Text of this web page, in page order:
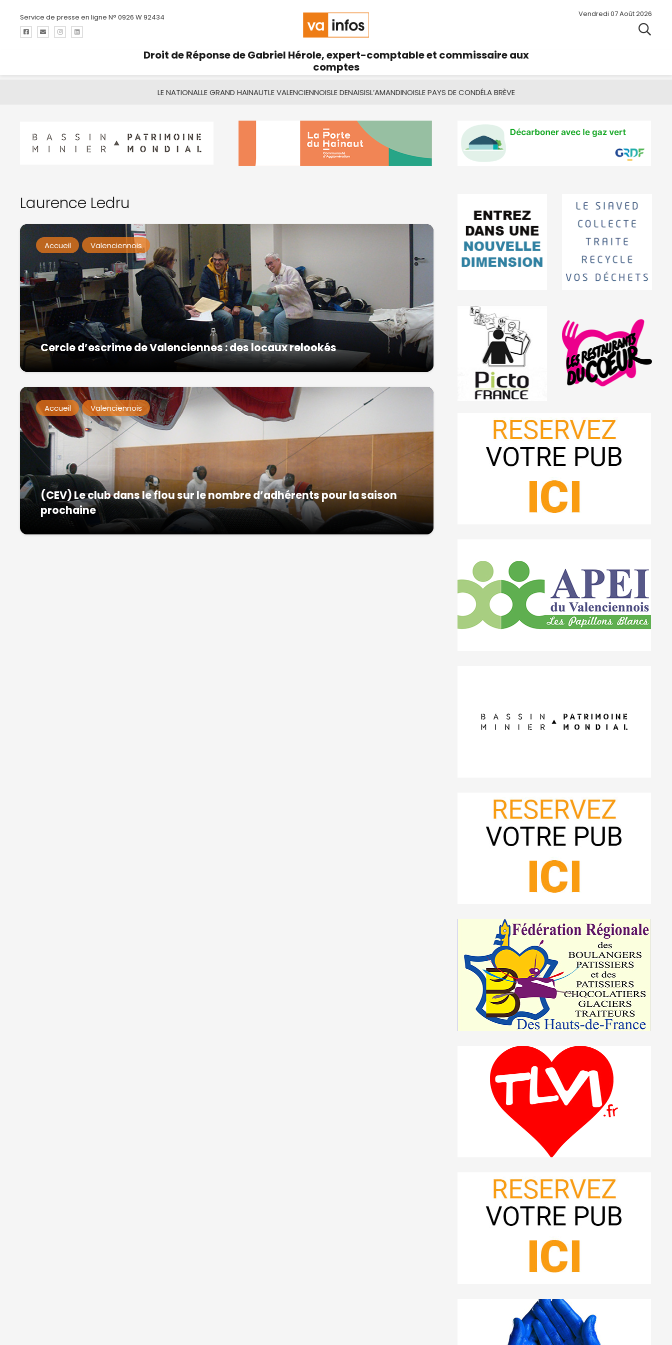
Service de presse en ligne N° 0926 W 92434 Vendredi 07 Août 2026
Droit de Réponse de Gabriel Hérole, expert-comptable et commissaire aux
comptes
LE NATIONALLE GRAND HAINAUTLE VALENCIENNOISLE DENAISISL’AMANDINOISLE PAYS DE CONDÉLA BRÈVE
Laurence Ledru
Accueil Valenciennois
Cercle d’escrime de Valenciennes : des locaux relookés
Accueil Valenciennois
(CEV) Le club dans le flou sur le nombre d’adhérents pour la saison
prochaine